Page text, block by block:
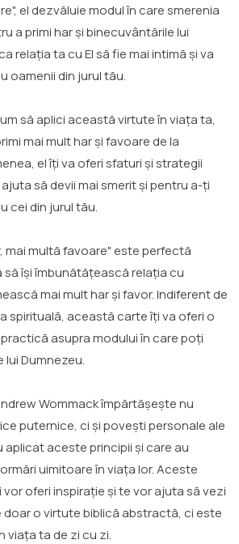
el dezvăluie modul în care smerenia
a primi har și binecuvântările lui
relația ta cu El să fie mai intimă și va
oamenii din jurul tău.
să aplici această virtute în viața ta,
mai mult har și favoare de la
el îți va oferi sfaturi și strategii
să devii mai smerit și pentru a-ți
cei din jurul tău.
mai multă favoare" este perfectă
își îmbunătățească relația cu
mai mult har și favor. Indiferent de
spirituală, această carte îți va oferi o
asupra modului în care poți
Dumnezeu.
Wommack împărtășește nu
puternice, ci și povești personale ale
aplicat aceste principii și care au
uimitoare în viața lor. Aceste
oferi inspirație și te vor ajuta să vezi
doar o virtute biblică abstractă, ci este
viața ta de zi cu zi.